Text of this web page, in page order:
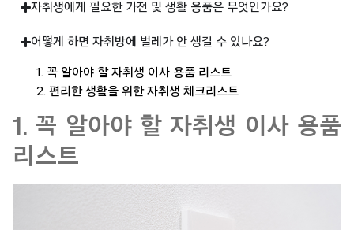
자취생에게 필요한 가전 및 생활 용품은 무엇인가요?
어떻게 하면 자취방에 벌레가 안 생길 수 있나요?
1. 꼭 알아야 할 자취생 이사 용품 리스트
2. 편리한 생활을 위한 자취생 체크리스트
1. 꼭 알아야 할 자취생 이사 용품
리스트